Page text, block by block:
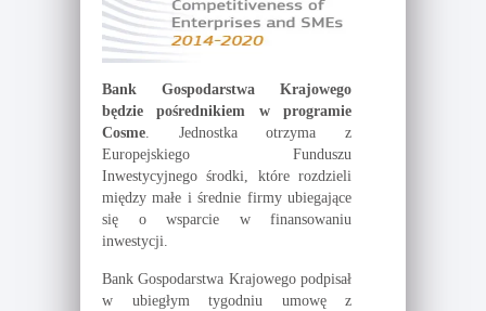
Bank Gospodarstwa Krajowego
będzie pośrednikiem w programie
Cosme. Jednostka otrzyma z
Europejskiego Funduszu
Inwestycyjnego środki, które rozdzieli
między małe i średnie firmy ubiegające
się o wsparcie w finansowaniu
inwestycji.
Bank Gospodarstwa Krajowego podpisał
w ubiegłym tygodniu umowę z